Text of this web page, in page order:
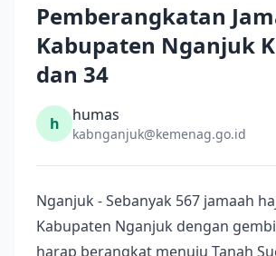
Pemberangkatan
Kabupaten Nganjuk
dan 34
h humas
kabnganjuk@kemenag.go.id
Nganjuk - Sebanyak 567 jamaah
Kabupaten Nganjuk dengan
harap berangkat menuju Tanah